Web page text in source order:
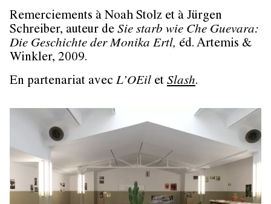
Remerciements à Noah Stolz et à Jürgen
Schreiber, auteur de Sie starb wie Che Guevara:
Die Geschichte der Monika Ertl, éd. Artemis &
Winkler, 2009.
En partenariat avec L’OEil et Slash.